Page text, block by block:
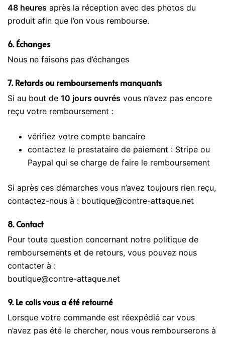
48 heures après la réception avec des photos du
produit afin que l’on vous rembourse.
6. Échanges
Nous ne faisons pas d’échanges
7. Retards ou remboursements manquants
Si au bout de 10 jours ouvrés vous n’avez pas encore
reçu votre remboursement :
vérifiez votre compte bancaire
contactez le prestataire de paiement : Stripe ou
Paypal qui se charge de faire le remboursement
Si après ces démarches vous n’avez toujours rien reçu,
contactez-nous à : boutique@contre-attaque.net
8. Contact
Pour toute question concernant notre politique de
remboursements et de retours, vous pouvez nous
contacter à :
boutique@contre-attaque.net
9. Le colis vous a été retourné
Lorsque votre commande est réexpédié car vous
n’avez pas été le chercher, nous vous rembourserons à